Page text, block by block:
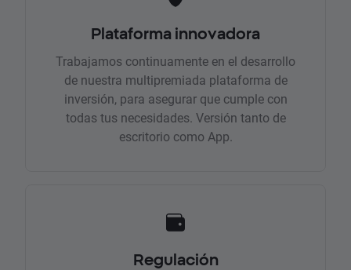
Plataforma innovadora
Trabajamos continuamente en el desarrollo
de nuestra multipremiada plataforma de
inversión, para asegurar que cumple con
todas tus necesidades. Versión tanto de
escritorio como App.
Regulación